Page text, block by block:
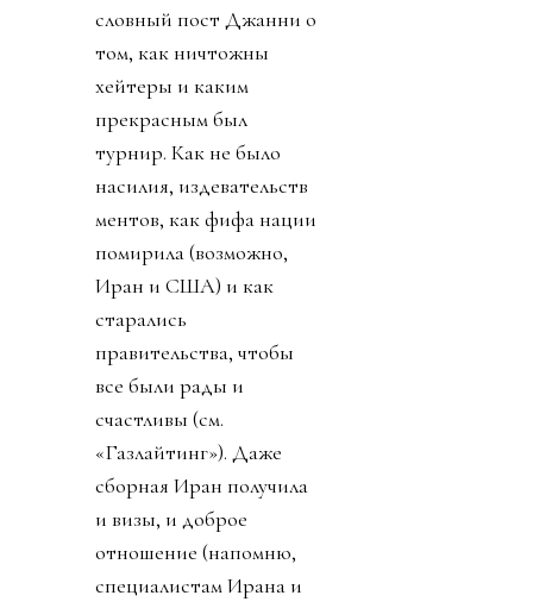
словный пост Джанни о
том, как ничтожны
хейтеры и каким
прекрасным был
турнир. Как не было
насилия, издевательств
ментов, как фифа нации
помирила (возможно,
Иран и США) и как
старались
правительства, чтобы
все были рады и
счастливы (см.
«Газлайтинг»). Даже
сборная Иран получила
и визы, и доброе
отношение (напомню,
специалистам Ирана и